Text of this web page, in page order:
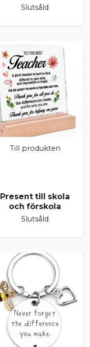
Slutsåld
Till produkten
Present till skola
och förskola
Slutsåld